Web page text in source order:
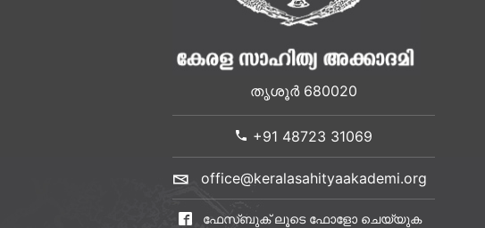
തൃശൂർ 680020
+91 48723 31069
office@keralasahityaakademi.org
ഫേസ്ബുക് ലൂടെ ഫോളോ ചെയ്യുക